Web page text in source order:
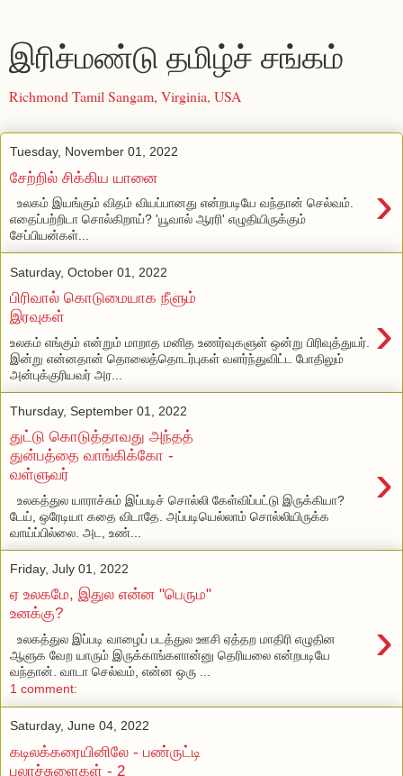
இரிச்மண்டு தமிழ்ச் சங்கம்
Richmond Tamil Sangam, Virginia, USA
Tuesday, November 01, 2022
சேற்றில் சிக்கிய யானை ›
​​ ​ உலகம் இயங்கும் விதம் வியப்பானது என்றபடியே வந்தான் செல்வம்.
எதைப்பற்றிடா சொல்கிறாய்? 'யூவால் ஆரரி' எழுதியிருக்கும்
சேப்பியன்கள்...
Saturday, October 01, 2022
பிரிவால் கொடுமையாக நீளும்
இரவுகள்
›
உலகம் எங்கும் என்றும் மாறாத மனித உணர்வுகளுள் ஒன்று பிரிவுத்துயர்.
இன்று என்னதான் தொலைத்தொடர்புகள் வளர்ந்துவிட்ட போதிலும்
அன்புக்குரியவர் அர...
Thursday, September 01, 2022
துட்டு கொடுத்தாவது அந்தத்
துன்பத்தை வாங்கிக்கோ -
வள்ளுவர்
›
உலகத்துல யாராச்சும் இப்படிச் சொல்லி கேள்விப்பட்டு இருக்கியா?
டேய், ஒரேடியா கதை விடாதே. அப்படியெல்லாம் சொல்லியிருக்க
வாய்ப்பில்லை. அட, உண்...
Friday, July 01, 2022
ஏ உலகமே, இதுல என்ன "பெரும"
உனக்கு?
›
உலகத்துல இப்படி வாழைப் படத்துல ஊசி ஏத்தற மாதிரி எழுதின
ஆளுக வேற யாரும் இருக்காங்களான்னு தெரியலை என்றபடியே
வந்தான். வாடா செல்வம், என்ன ஒரு ...
1 comment:
Saturday, June 04, 2022
கடிலக்கரையினிலே - பண்ருட்டி
பலாச்சுளைகள் - 2